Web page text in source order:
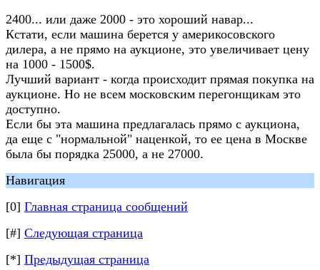
2400... или даже 2000 - это хороший навар...
Кстати, если машина берется у америкосовского
дилера, а не прямо на аукционе, это увеличивает цену
на 1000 - 1500$.
Лучший вариант - когда происходит прямая покупка на
аукционе. Но не всем московским перегонщикам это
доступно.
Если бы эта машина предлагалась прямо с аукциона,
да еще с "нормальной" наценкой, то ее цена в Москве
была бы порядка 25000, а не 27000.
Навигация
[0] Главная страница сообщений
[#] Следующая страница
[*] Предыдущая страница